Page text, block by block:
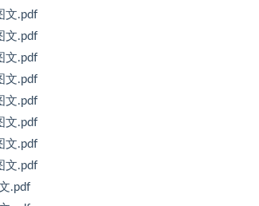
文.pdf
文.pdf
文.pdf
文.pdf
文.pdf
文.pdf
文.pdf
文.pdf
.pdf